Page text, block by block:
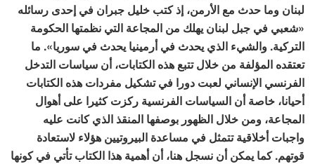
لبنان وما حدث مع الأرمن، إذ كتب خليل جبران في إحدى رسائله
«شعبي في جبل لبنان يهلك من المجاعة التي نظمتها الحكومة
التركية. والشيء الذي يحدث في أرمينيا يحدث في سوريا». ما
تعتقده المؤلفة من خلال تتبع هذه الكتابات، أن سياسات التدخل
الفرنسي الإنساني لعبت دورا في تشكيل مفردات هذه الكتابات
أحيانا، خاصة أن السياسات الفرنسية ركزت كثيرا على أهوال
المجاعة، ومن خلال الظهور بوصفها المنقذ الذي كانت عليه
واجبات أخلاقية تتمثل في مساعدة البيروتيين هؤلاء لاستعادة
قوتهم. كما يمكن أن نسجل هنا، أن أهمية هذا الكتاب تأتي في كونها